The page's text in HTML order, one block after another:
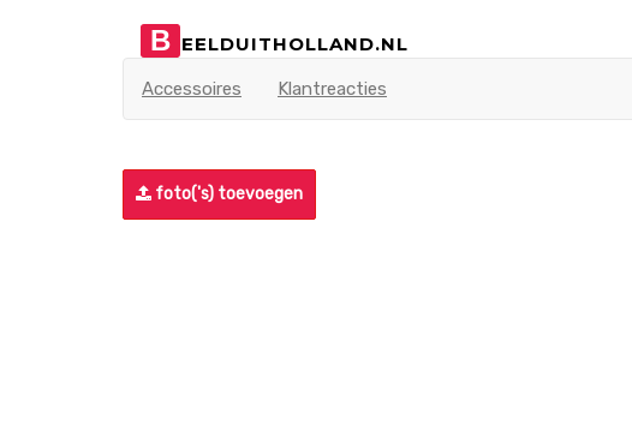
B EELDUITHOLLAND.NL
Accessoires Klantreacties
foto('s) toevoegen